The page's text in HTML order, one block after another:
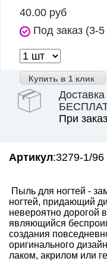
40.00 руб
Под заказ (3-5
Купить в 1 клик
При
Артикул:3279-1/96
Пыль для ногтей -
ногтей, придающий
невероятно дорогой
являющийся
создания
оригинального
лаком, акрилом или